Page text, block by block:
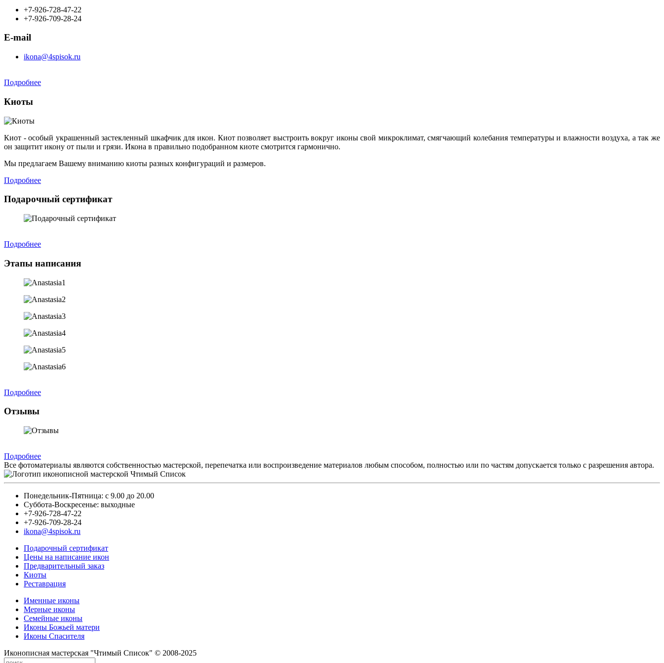
+7-926-728-47-22
+7-926-709-28-24
E-mail
ikona@4spisok.ru
Подробнее
Киоты
Киот - особый украшенный застекленный шкафчик для икон. Киот позволяет выстроить вокруг иконы свой микроклимат, смягчающий колебания температуры и влажности воздуха, а так же
он защитит икону от пыли и грязи. Икона в правильно подобранном киоте смотрится гармонично.
Мы предлагаем Вашему вниманию киоты разных конфигураций и размеров.
Подробнее
Подарочный сертификат
Подробнее
Этапы написания
Подробнее
Отзывы
Подробнее
Все фотоматериалы являются собственностью мастерской, перепечатка или воспроизведение материалов любым способом, полностью или по частям допускается только с разрешения автора.
Понедельник-Пятница: с 9.00 до 20.00
Суббота-Воскресенье: выходные
+7-926-728-47-22
+7-926-709-28-24
ikona@4spisok.ru
Подарочный сертификат
Цены на написание икон
Предварительный заказ
Киоты
Реставрация
Именные иконы
Мерные иконы
Семейные иконы
Иконы Божьей матери
Иконы Спасителя
Иконописная мастерская "Чтимый Список" © 2008-2025